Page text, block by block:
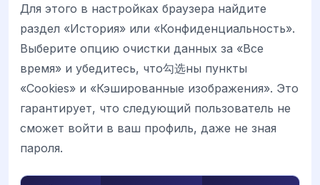
Для этого в настройках браузера найдите
раздел «История» или «Конфиденциальность».
Выберите опцию очистки данных за «Все
время» и убедитесь, что勾选ны пункты
«Cookies» и «Кэшированные изображения». Это
гарантирует, что следующий пользователь не
сможет войти в ваш профиль, даже не зная
пароля.